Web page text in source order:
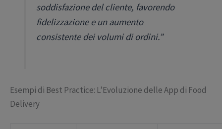
soddisfazione del cliente, favorendo
fidelizzazione e un aumento
consistente dei volumi di ordini.”
Esempi di Best Practice: L’Evoluzione delle App di Food
Delivery